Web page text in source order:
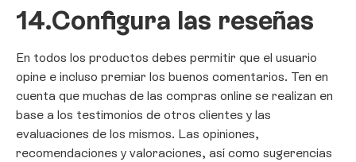
14.Configura las reseñas
En todos los productos debes permitir que el usuario
opine e incluso premiar los buenos comentarios. Ten en
cuenta que muchas de las compras online se realizan en
base a los testimonios de otros clientes y las
evaluaciones de los mismos. Las opiniones,
recomendaciones y valoraciones, así como sugerencias